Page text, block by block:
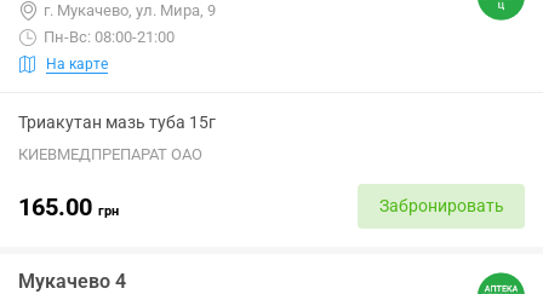
г. Мукачево, ул. Мира, 9
Пн-Вс: 08:00-21:00
На карте
Триакутан мазь туба 15г
КИЕВМЕДПРЕПАРАТ ОАО
165.00 грн Забронировать
Мукачево 4